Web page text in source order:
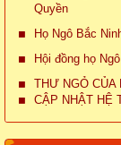
Quyền
Họ Ngô Bắc
Hội đồng họ
THƯ NGỎ CỦA
CẬP NHẬT HỆ